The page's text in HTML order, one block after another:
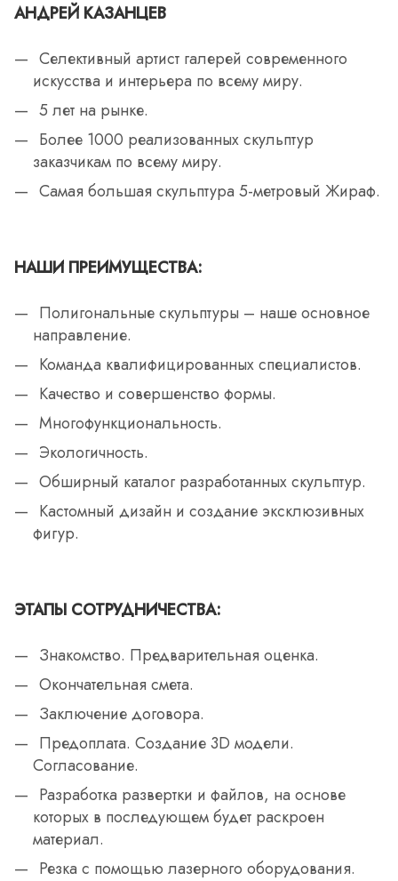
АНДРЕЙ КАЗАНЦЕВ
Селективный артист галерей современного
искусства и интерьера по всему миру.
5 лет на рынке.
Более 1000 реализованных скульптур
заказчикам по всему миру.
Самая большая скульптура 5-метровый Жираф.
НАШИ ПРЕИМУЩЕСТВА:
Полигональные скульптуры – наше основное
направление.
Команда квалифицированных специалистов.
Качество и совершенство формы.
Многофункциональность.
Экологичность.
Обширный каталог разработанных скульптур.
Кастомный дизайн и создание эксклюзивных
фигур.
ЭТАПЫ СОТРУДНИЧЕСТВА:
Знакомство. Предварительная оценка.
Окончательная смета.
Заключение договора.
Предоплата. Создание 3D модели.
Согласование.
Разработка развертки и файлов, на основе
которых в последующем будет раскроен
материал.
Резка с помощью лазерного оборудования.